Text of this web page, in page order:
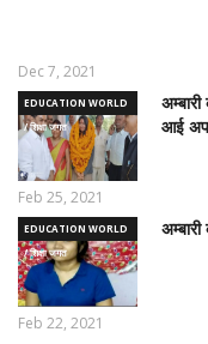
Dec 7, 2021
EDUCATION WORLD
/ शिक्षा जगत
आई
Feb 25, 2021
EDUCATION WORLD
/ शिक्षा जगत
Feb 22, 2021